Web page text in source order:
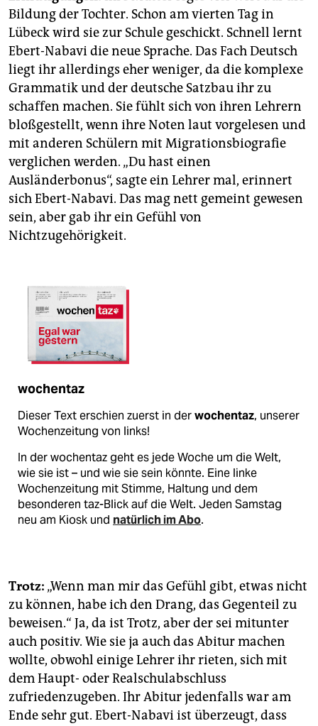
Bildung der Tochter. Schon am vierten Tag in
Lübeck wird sie zur Schule geschickt. Schnell lernt
Ebert-Nabavi die neue Sprache. Das Fach Deutsch
liegt ihr allerdings eher weniger, da die komplexe
Grammatik und der deutsche Satzbau ihr zu
schaffen machen. Sie fühlt sich von ihren Lehrern
bloßgestellt, wenn ihre Noten laut vorgelesen und
mit anderen Schülern mit Migrationsbiografie
verglichen werden. „Du hast einen
Ausländerbonus“, sagte ein Lehrer mal, erinnert
sich Ebert-Nabavi. Das mag nett gemeint gewesen
sein, aber gab ihr ein Gefühl von
Nichtzugehörigkeit.
wochentaz
Dieser Text erschien zuerst in derwochentaz, unserer
Wochenzeitung von links!
In der wochentaz geht es jede Woche um die Welt,
wie sie ist – und wie sie sein könnte. Eine linke
Wochenzeitung mit Stimme, Haltung und dem
besonderen taz-Blick auf die Welt. Jeden Samstag
neu am Kiosk und natürlich im Abo.
Trotz: „Wenn man mir das Gefühl gibt, etwas nicht
zu können, habe ich den Drang, das Gegenteil zu
beweisen.“ Ja, da ist Trotz, aber der sei mitunter
auch positiv. Wie sie ja auch das Abitur machen
wollte, obwohl einige Lehrer ihr rieten, sich mit
dem Haupt- oder Realschulabschluss
zufriedenzugeben. Ihr Abitur jedenfalls war am
Ende sehr gut. Ebert-Nabavi ist überzeugt, dass